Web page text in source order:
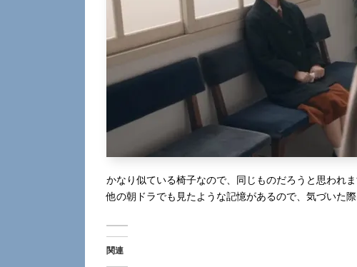
かなり似ている椅子なので、同じものだろうと思われま
他の朝ドラでも見たような記憶があるので、気づいた際
関連